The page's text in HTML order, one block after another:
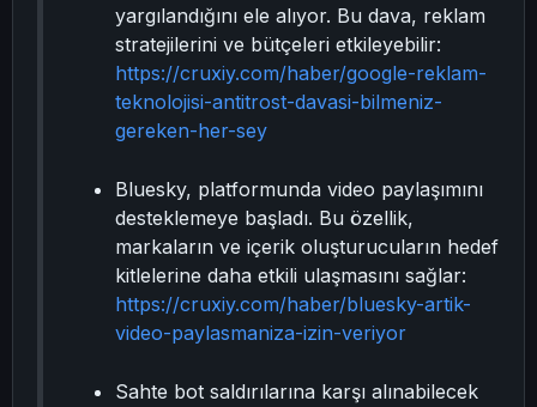
yargılandığını ele alıyor. Bu dava, reklam
stratejilerini ve bütçeleri etkileyebilir:
https://cruxiy.com/haber/google-reklam-
teknolojisi-antitrost-davasi-bilmeniz-
gereken-her-sey
Bluesky, platformunda video paylaşımını
desteklemeye başladı. Bu özellik,
markaların ve içerik oluşturucuların hedef
kitlelerine daha etkili ulaşmasını sağlar:
https://cruxiy.com/haber/bluesky-artik-
video-paylasmaniza-izin-veriyor
Sahte bot saldırılarına karşı alınabilecek